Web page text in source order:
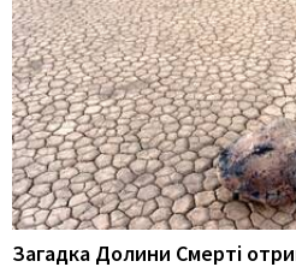
Загадка Долини Смерті